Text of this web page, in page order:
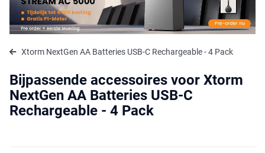
Xtorm NextGen AA Batteries USB-C Rechargeable - 4 Pack
Bijpassende accessoires voor Xtorm
NextGen AA Batteries USB-C
Rechargeable - 4 Pack